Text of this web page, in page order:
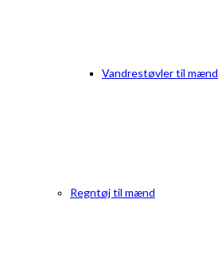
Vandrestøvler til mænd
Regntøj til mænd